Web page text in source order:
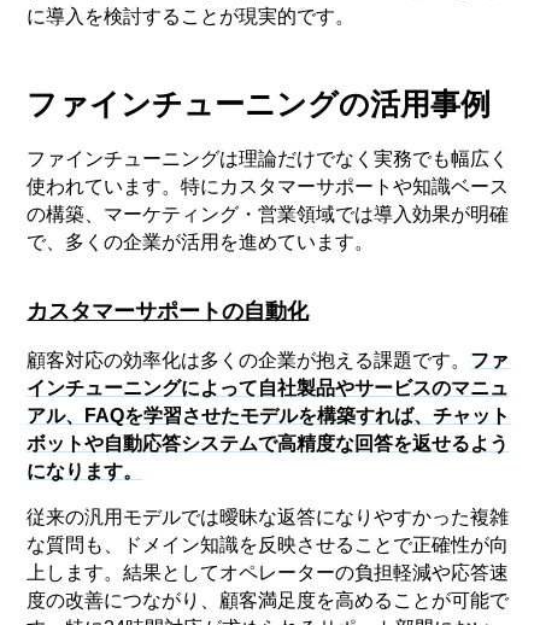
に導入を検討することが現実的です。
ファインチューニングの活用事例
ファインチューニングは理論だけでなく実務でも幅広く
使われています。特にカスタマーサポートや知識ベース
の構築、マーケティング・営業領域では導入効果が明確
で、多くの企業が活用を進めています。
カスタマーサポートの自動化
顧客対応の効率化は多くの企業が抱える課題です。 ファ
インチューニングによって自社製品やサービスのマニュ
アル、FAQを学習させたモデルを構築すれば、チャット
ボットや自動応答システムで高精度な回答を返せるよう
になります。
従来の汎用モデルでは曖昧な返答になりやすかった複雑
な質問も、ドメイン知識を反映させることで正確性が向
上します。結果としてオペレーターの負担軽減や応答速
度の改善につながり、顧客満足度を高めることが可能で